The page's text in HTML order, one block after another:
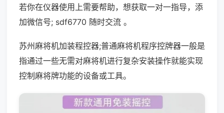
若你在仪器使用上需要帮助，想获取一对一指导，添
加微信号; sdf6770 随时交流 。
苏州麻将机加装程控器;普通麻将机程序控牌器一般是
指通过一些无需对麻将机进行复杂安装操作就能实现
控制麻将牌功能的设备或工具。